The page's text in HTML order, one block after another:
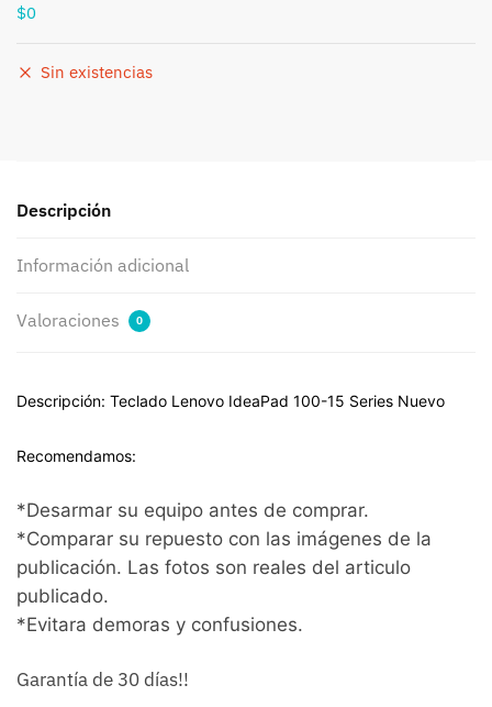
$0
Sin existencias
Descripción
Información adicional
Valoraciones 0
Descripción: Teclado Lenovo IdeaPad 100-15 Series Nuevo
Recomendamos:
*Desarmar su equipo antes de comprar.
*Comparar su repuesto con las imágenes de la
publicación. Las fotos son reales del articulo
publicado.
*Evitara demoras y confusiones.
Garantía de 30 días!!